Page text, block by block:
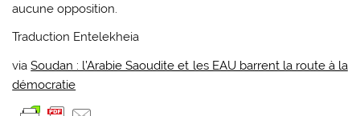
aucune opposition.
Traduction Entelekheia
viaSoudan : l’Arabie Saoudite et les EAU barrent la route à la
démocratie